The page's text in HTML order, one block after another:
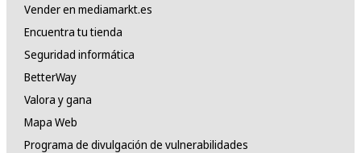
Vender en mediamarkt.es
Encuentra tu tienda
Seguridad informática
BetterWay
Valora y gana
Mapa Web
Programa de divulgación de vulnerabilidades